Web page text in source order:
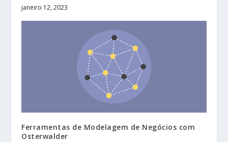
janeiro 12, 2023
Ferramentas de Modelagem de Negócios com
Osterwalder